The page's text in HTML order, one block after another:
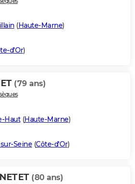
(Haute-Marne)
d'Or)
(79 ans)
Haut(Haute-Marne)
Seine (Côte-d'Or)
(80 ans)